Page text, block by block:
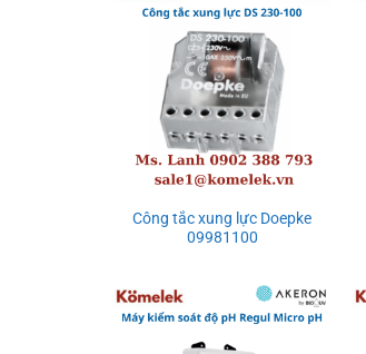
Công tắc xung lực Doepke
09981100